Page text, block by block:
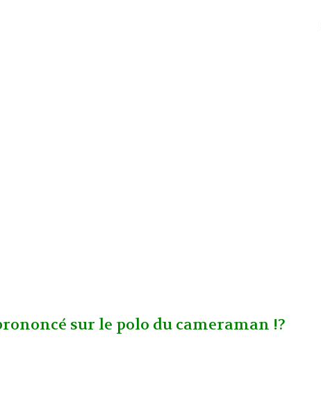
sur le polo du cameraman !?